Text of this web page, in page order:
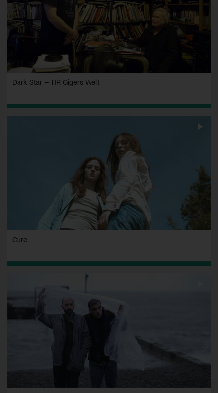
Dark Star – HR Gigers Welt
Cure